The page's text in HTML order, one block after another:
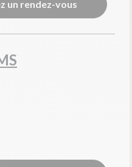
un rendez-vous